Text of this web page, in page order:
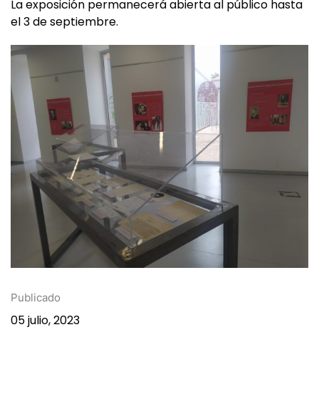
La exposición permanecerá abierta al público hasta
el 3 de septiembre.
Publicado
05 julio, 2023